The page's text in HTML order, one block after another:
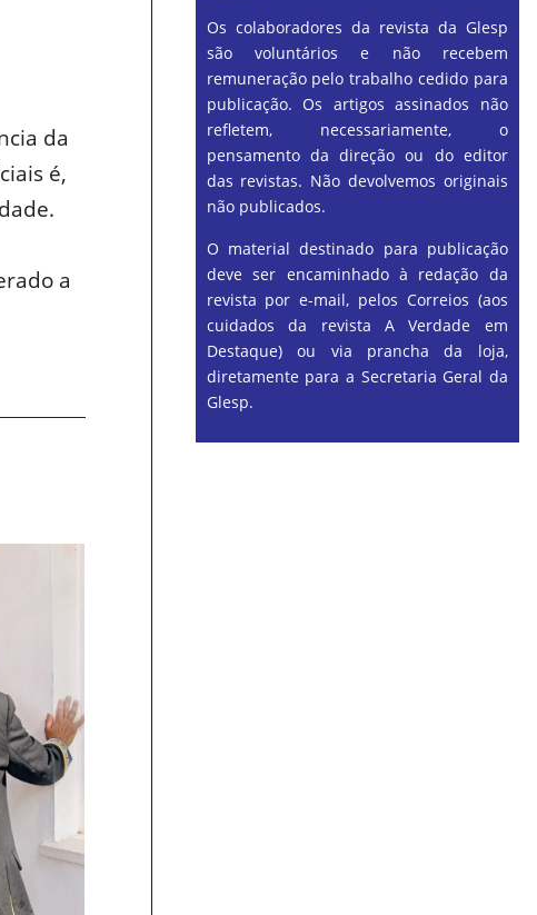
da
é,
a
Os colaboradores da revista da Glesp
são voluntários e não recebem
remuneração pelo trabalho cedido para
publicação. Os artigos assinados não
refletem, necessariamente, o
pensamento da direção ou do editor
das revistas. Não devolvemos originais
não publicados.
O material destinado para publicação
deve ser encaminhado à redação da
revista por e-mail, pelos Correios (aos
cuidados da revista A Verdade em
Destaque) ou via prancha da loja,
diretamente para a Secretaria Geral da
Glesp.